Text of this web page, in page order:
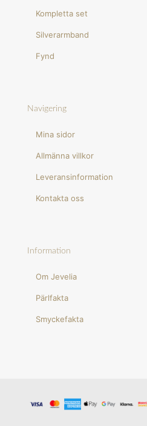
Kompletta set
Silverarmband
Fynd
Navigering
Mina sidor
Allmänna villkor
Leveransinformation
Kontakta oss
Information
Om Jevelia
Pärlfakta
Smyckefakta